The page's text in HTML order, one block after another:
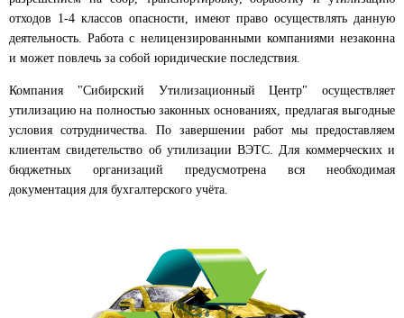
отходов 1-4 классов опасности, имеют право осуществлять данную
деятельность. Работа с нелицензированными компаниями незаконна
и может повлечь за собой юридические последствия.
Компания "Сибирский Утилизационный Центр" осуществляет
утилизацию на полностью законных основаниях, предлагая выгодные
условия сотрудничества. По завершении работ мы предоставляем
клиентам свидетельство об утилизации ВЭТС. Для коммерческих и
бюджетных организаций предусмотрена вся необходимая
документация для бухгалтерского учёта.